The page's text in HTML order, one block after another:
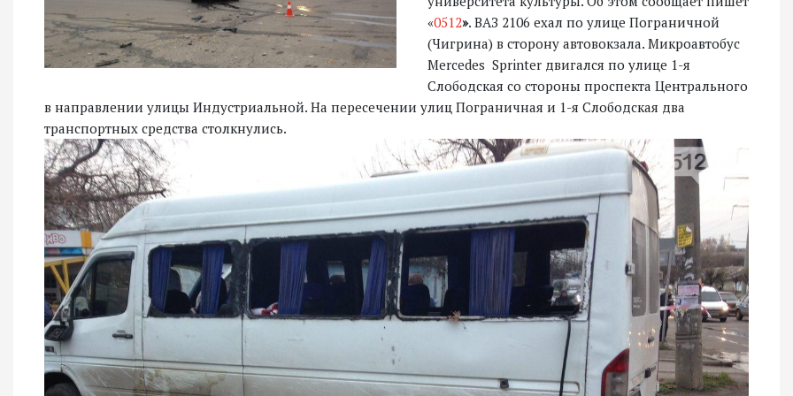
«0512». ВАЗ 2106 ехал по улице Пограничной
(Чигрина) в сторону автовокзала. Микроавтобус
Mercedes Sprinter двигался по улице 1-я
Слободская со стороны проспекта Центрального
в направлении улицы Индустриальной. На пересечении улиц Пограничная и 1-я Слободская два
транспортных средства столкнулись.